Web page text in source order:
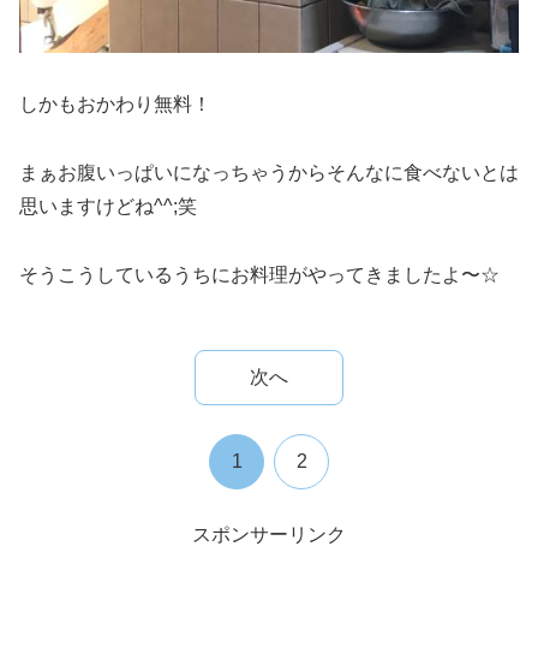
しかもおかわり無料！
まぁお腹いっぱいになっちゃうからそんなに食べないとは
思いますけどね^^;笑
そうこうしているうちにお料理がやってきましたよ〜☆
次へ
1 2
スポンサーリンク